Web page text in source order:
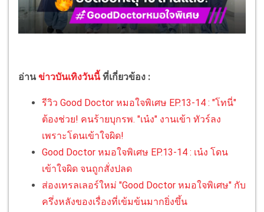
อ่านข่าวบันเทิงวันนี้ ที่เกี่ยวข้อง :
รีวิว Good Doctor หมอใจพิเศษ EP.13-14 : "โทนี่"
ต้องช่วย! คนร้ายบุกรพ. "เน๋ง" งานเข้า ทัวร์ลง
เพราะโดนเข้าใจผิด!
Good Doctor หมอใจพิเศษ EP.13-14 : เน๋ง โดน
เข้าใจผิด จนถูกสั่งปลด
ส่องเทรลเลอร์ใหม่ "Good Doctor หมอใจพิเศษ" กับ
ครึ่งหลังของเรื่องที่เข้มข้นมากยิ่งขึ้น